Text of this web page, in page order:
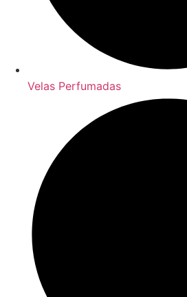
Velas Perfumadas